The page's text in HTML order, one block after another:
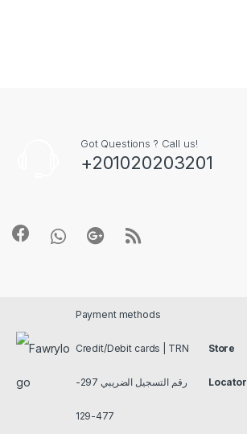
Got Questions ? Call us!
+201020203201
Payment methods
Credit/Debit cards | TRN
رقم التسجيل الضريبي 297-
477-129
Store
Locator